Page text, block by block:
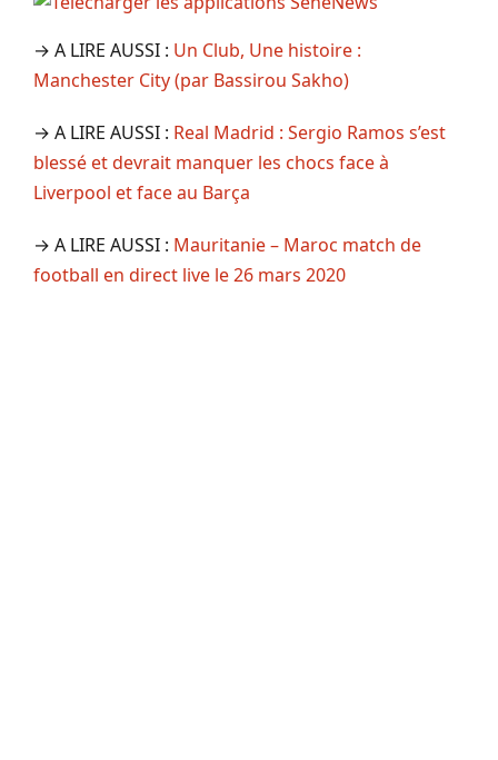
→ A LIRE AUSSI : Un Club, Une histoire :
Manchester City (par Bassirou Sakho)
→ A LIRE AUSSI : Real Madrid : Sergio Ramos s’est
blessé et devrait manquer les chocs face à
Liverpool et face au Barça
→ A LIRE AUSSI : Mauritanie – Maroc match de
football en direct live le 26 mars 2020